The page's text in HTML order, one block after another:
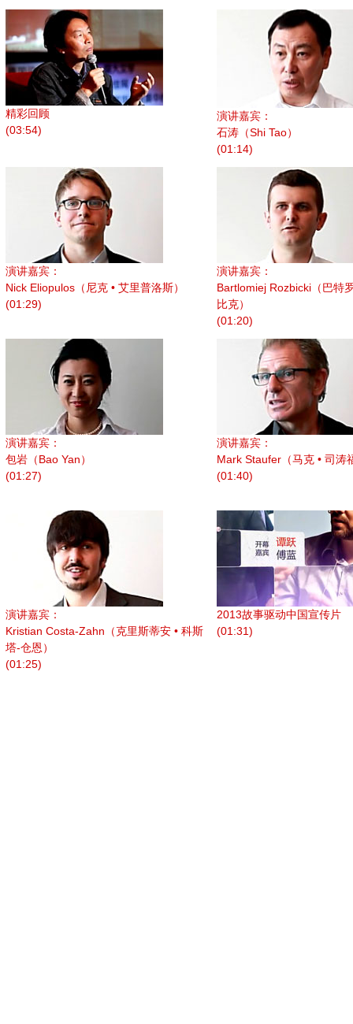
精彩回顾
(03:54)
演讲嘉宾：
石涛（Shi Tao）
(01:14)
演讲嘉宾：
Nick Eliopulos（尼克 • 艾里普洛斯）
(01:29)
演讲嘉宾：
Bartlomiej Rozbicki（巴特
比克）
(01:20)
演讲嘉宾：
包岩（Bao Yan）
(01:27)
演讲嘉宾：
Mark Staufer（马克 • 司涛
(01:40)
演讲嘉宾：
Kristian Costa-Zahn（克里斯蒂安 • 科斯
塔-仓恩）
(01:25)
2013故事驱动中国宣传片
(01:31)